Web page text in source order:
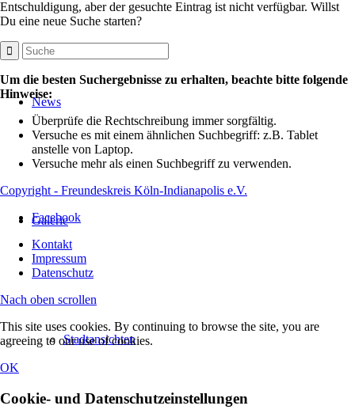
News
Galerie
Stadtansichten
Entschuldigung, aber der gesuchte Eintrag ist nicht verfügbar. Willst
Du eine neue Suche starten?
Um die besten Suchergebnisse zu erhalten, beachte bitte folgende
Hinweise:
Überprüfe die Rechtschreibung immer sorgfältig.
Versuche es mit einem ähnlichen Suchbegriff: z.B. Tablet
anstelle von Laptop.
Versuche mehr als einen Suchbegriff zu verwenden.
Copyright - Freundeskreis Köln-Indianapolis e.V.
Facebook
Kontakt
Impressum
Datenschutz
Nach oben scrollen
This site uses cookies. By continuing to browse the site, you are
agreeing to our use of cookies.
OK
Cookie- und Datenschutzeinstellungen